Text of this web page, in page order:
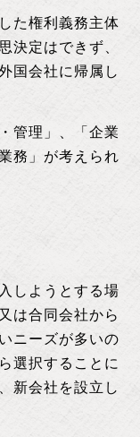
た権利義務主体
決定はできず、
国会社に帰属し
管理」、「企業
務」が考えられ
しようとする場
は合同会社から
ニーズが多いの
選択することに
新会社を設立し